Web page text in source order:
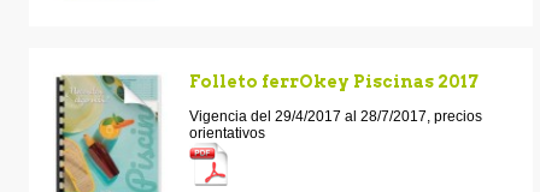
Folleto ferrOkey Piscinas 2017
Vigencia del 29/4/2017 al 28/7/2017, precios
orientativos